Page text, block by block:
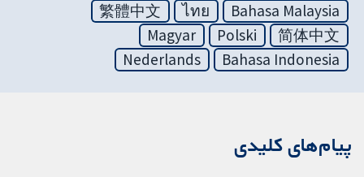
Bahasa Malaysia
ไทย
繁體中文
简体中文
Polski
Magyar
Bahasa Indonesia
Nederlands
پیام‌های کلیدی